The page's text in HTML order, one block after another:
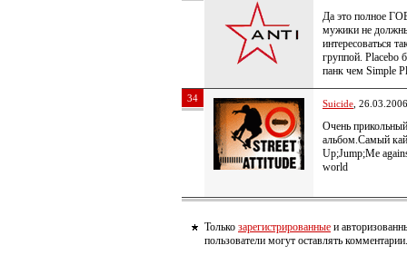
Да это полное
мужики не
интересоваться
группой. Placebo
панк чем Simple
34 Suicide ,
Очень прикольный
альбом.Самый
Up;Jump;Me
world
Только зарегистрированные и
пользователи могут оставлять комментарии.